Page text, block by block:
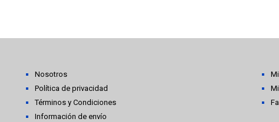
Nosotros
Política de privacidad
Términos y Condiciones
Información de envío